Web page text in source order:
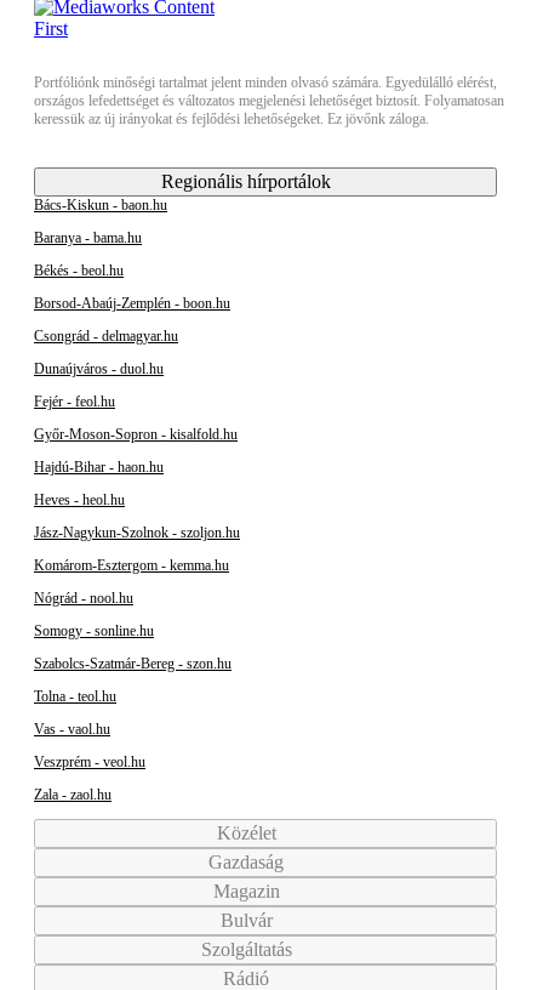
Portfóliónk minőségi tartalmat jelent minden olvasó számára. Egyedülálló elérést,
országos lefedettséget és változatos megjelenési lehetőséget biztosít. Folyamatosan
keressük az új irányokat és fejlődési lehetőségeket. Ez jövőnk záloga.
Regionális hírportálok
Bács-Kiskun - baon.hu
Baranya - bama.hu
Békés - beol.hu
Borsod-Abaúj-Zemplén - boon.hu
Csongrád - delmagyar.hu
Dunaújváros - duol.hu
Fejér - feol.hu
Győr-Moson-Sopron - kisalfold.hu
Hajdú-Bihar - haon.hu
Heves - heol.hu
Jász-Nagykun-Szolnok - szoljon.hu
Komárom-Esztergom - kemma.hu
Nógrád - nool.hu
Somogy - sonline.hu
Szabolcs-Szatmár-Bereg - szon.hu
Tolna - teol.hu
Vas - vaol.hu
Veszprém - veol.hu
Zala - zaol.hu
Közélet
Gazdaság
Magazin
Bulvár
Szolgáltatás
Rádió